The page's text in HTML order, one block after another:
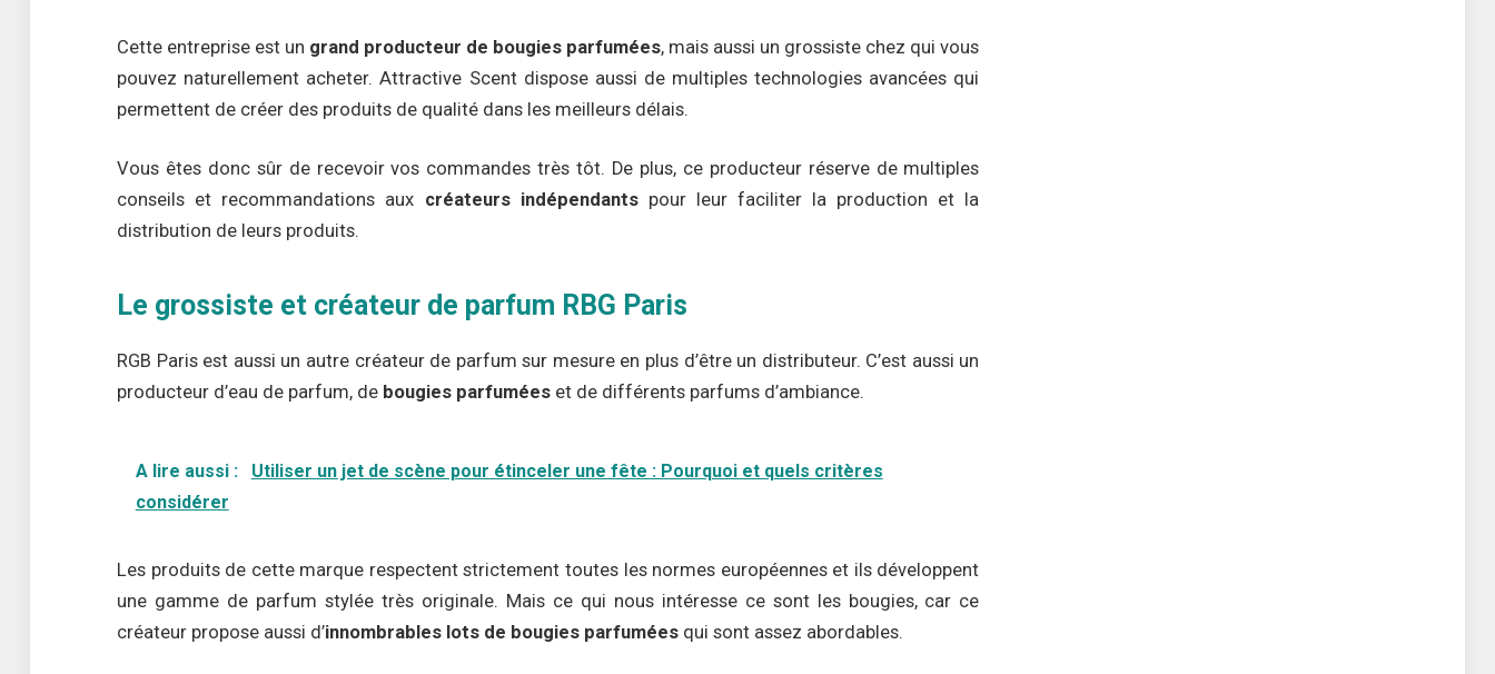
Cette entreprise est un grand producteur de bougies parfumées, mais aussi un grossiste chez qui vous
pouvez naturellement acheter. Attractive Scent dispose aussi de multiples technologies avancées qui
permettent de créer des produits de qualité dans les meilleurs délais.
Vous êtes donc sûr de recevoir vos commandes très tôt. De plus, ce producteur réserve de multiples
conseils et recommandations aux créateurs indépendants pour leur faciliter la production et la
distribution de leurs produits.
Le grossiste et créateur de parfum RBG Paris
RGB Paris est aussi un autre créateur de parfum sur mesure en plus d’être un distributeur. C’est aussi un
producteur d’eau de parfum, de bougies parfumées et de différents parfums d’ambiance.
A lire aussi :
Utiliser un jet de scène pour étinceler une fête : Pourquoi et quels critères
considérer
Les produits de cette marque respectent strictement toutes les normes européennes et ils développent
une gamme de parfum stylée très originale. Mais ce qui nous intéresse ce sont les bougies, car ce
créateur propose aussi d’innombrables lots de bougies parfumées qui sont assez abordables.